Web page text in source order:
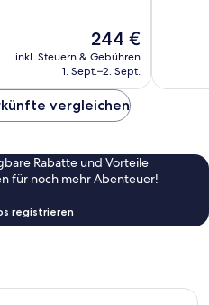
Der
Preis
beträgt
244 €
inkl. Steuern & Gebühren
1. Sept.–2. Sept.
vergleichen
Rabatte und Vorteile
für noch mehr Abenteuer!
registrieren